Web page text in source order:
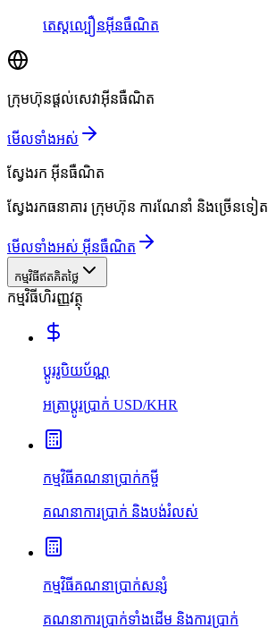
តេស្តល្បឿនអ៊ីនធឺណិត
ក្រុមហ៊ុនផ្តល់សេវាអ៊ីនធឺណិត
មើលទាំងអស់
ស្វែងរក អ៊ីនធឺណិត
ស្វែងរកធនាគារ ក្រុមហ៊ុន ការណែនាំ និងច្រើនទៀត
មើលទាំងអស់ អ៊ីនធឺណិត
កម្មវិធីឥតគិតថ្លៃ
កម្មវិធីហិរញ្ញវត្ថុ
ប្ដូររូបិយប័ណ្ណ
អត្រាប្ដូរប្រាក់ USD/KHR
កម្មវិធីគណនាប្រាក់កម្ចី
គណនាការប្រាក់ និងបង់រំលស់
កម្មវិធីគណនាប្រាក់សន្សំ
គណនាការប្រាក់ទាំងដើម និងការប្រាក់